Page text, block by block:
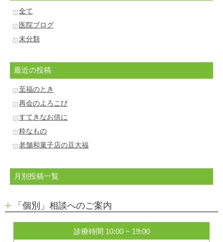
全て
医院ブログ
未分類
最近の投稿
至福のとき
再会のよろこび
すてきなお供に
粋なもの
老舗和菓子店の豆大福
月別投稿一覧
「個別」相談へのご案内
診療時間 10:00 ~ 19:00